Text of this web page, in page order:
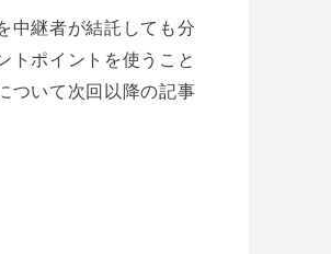
中継者が結託しても分
トポイントを使うこと
ついて次回以降の記事